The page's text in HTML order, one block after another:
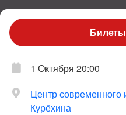
Билеты
1 Октября 20:00
Центр современного
Курёхина